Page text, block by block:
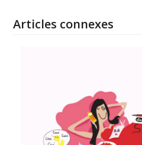
Articles connexes